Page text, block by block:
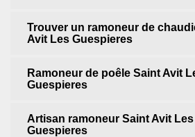
Trouver un ramoneur de
Avit Les Guespieres
Ramoneur de poêle Saint Avit
Guespieres
Artisan ramoneur Saint Avit Les
Guespieres